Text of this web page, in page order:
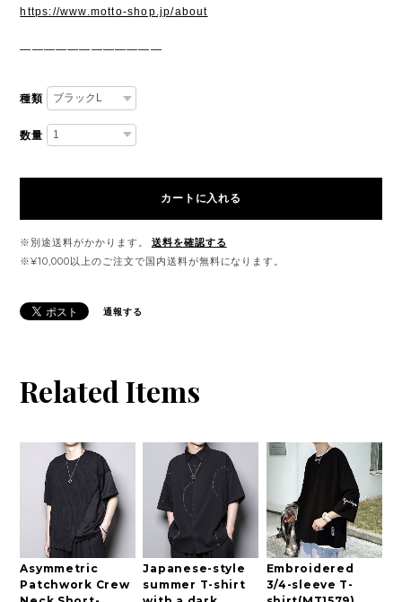
https://www.motto-shop.jp/about
————————————
種類
数量
カートに入れる
※別途送料がかかります。
送料を確認する
※¥10,000以上のご注文で国内送料が無料になります。
通報する
Related Items
Asymmetric
Patchwork Crew
Japanese-style
summer T-shirt
Embroidered
3/4-sleeve T-